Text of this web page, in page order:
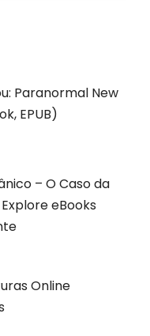
Paranormal New
EPUB)
– O Caso da
eBooks
Online